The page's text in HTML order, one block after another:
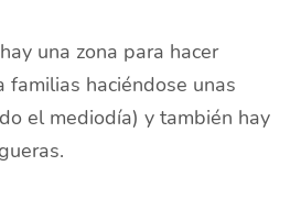
una zona para hacer
familias haciéndose unas
el mediodía) y también hay